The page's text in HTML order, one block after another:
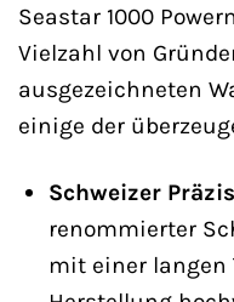
Seastar 1000
Vielzahl von
ausgezeichneten
einige der
Schweizer
renommierter
mit einer